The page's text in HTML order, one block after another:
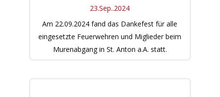
23.Sep..2024
Am 22.09.2024 fand das Dankefest für alle
eingesetzte Feuerwehren und Miglieder beim
Murenabgang in St. Anton a.A. statt.